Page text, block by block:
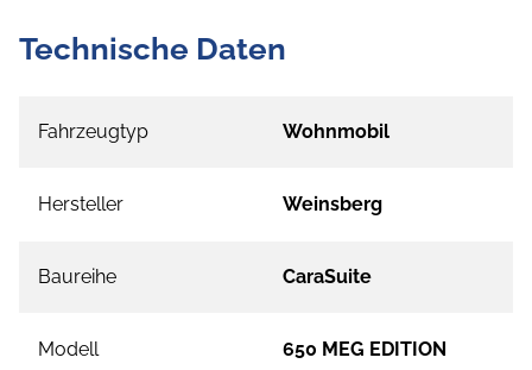
Technische Daten
Fahrzeugtyp Wohnmobil
Hersteller Weinsberg
Baureihe CaraSuite
Modell
650 MEG EDITION